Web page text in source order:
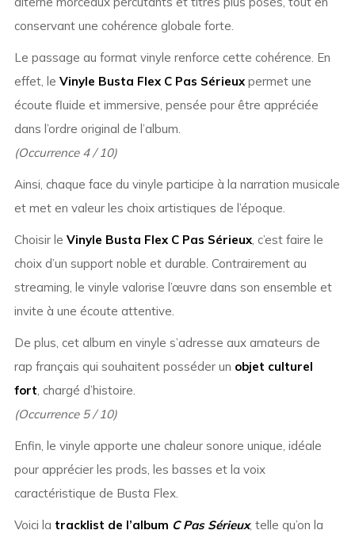
conservant une cohérence globale forte.
Le passage au format vinyle renforce cette cohérence. En
effet, le Vinyle Busta Flex C Pas Sérieuxpermet une
écoute fluide et immersive, pensée pour être appréciée
dans l’ordre original de l’album.
(Occurrence 4 / 10)
Ainsi, chaque face du vinyle participe à la narration musicale
et met en valeur les choix artistiques de l’époque.
Choisir le Vinyle Busta Flex C Pas Sérieux, c’est faire le
choix d’un support noble et durable. Contrairement au
streaming, le vinyle valorise l’œuvre dans son ensemble et
invite à une écoute attentive.
De plus, cet album en vinyle s’adresse aux amateurs de
rap français qui souhaitent posséder un objet culturel
fort, chargé d’histoire.
(Occurrence 5 / 10)
Enfin, le vinyle apporte une chaleur sonore unique, idéale
pour apprécier les prods, les basses et la voix
caractéristique de Busta Flex.
Voici la tracklist de l’album C Pas Sérieux, telle qu’on la